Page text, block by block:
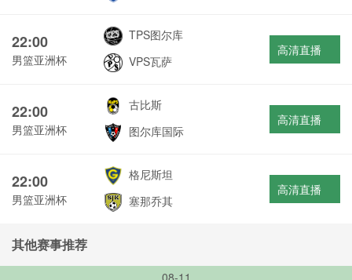
22:00
男篮亚洲杯
TPS图尔库
VPS瓦萨
高清直播
22:00
男篮亚洲杯
古比斯
图尔库国际
高清直播
22:00
男篮亚洲杯
格尼斯坦
塞那乔其
高清直播
其他赛事推荐
08-11